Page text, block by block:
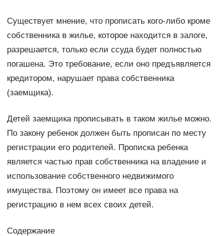
Существует мнение, что прописать кого-либо кроме
собственника в жилье, которое находится в залоге,
разрешается, только если ссуда будет полностью
погашена. Это требование, если оно предъявляется
кредитором, нарушает права собственника
(заемщика).
Детей заемщика прописывать в таком жилье можно.
По закону ребенок должен быть прописан по месту
регистрации его родителей. Прописка ребенка
является частью прав собственника на владение и
использование собственного недвижимого
имущества. Поэтому он имеет все права на
регистрацию в нем всех своих детей.
Содержание